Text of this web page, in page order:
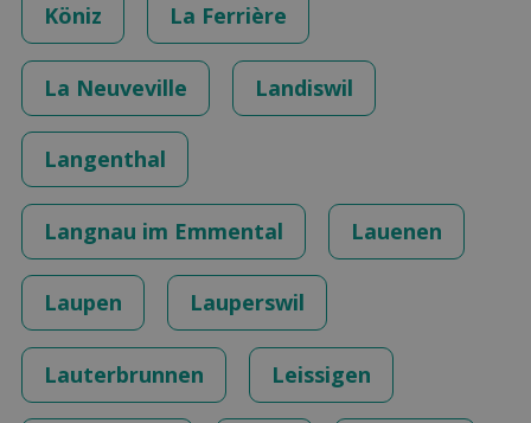
Köniz La Ferrière
La Neuveville Landiswil
Langenthal
Langnau im Emmental Lauenen
Laupen Lauperswil
Lauterbrunnen Leissigen